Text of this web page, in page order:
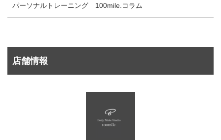
パーソナルトレーニング 100mile.コラム
店舗情報